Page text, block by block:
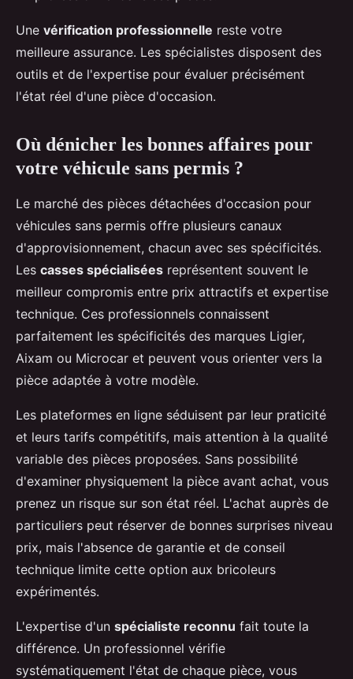
Une vérification professionnelle reste votre
meilleure assurance. Les spécialistes disposent des
outils et de l'expertise pour évaluer précisément
l'état réel d'une pièce d'occasion.
Où dénicher les bonnes affaires pour
votre véhicule sans permis ?
Le marché des pièces détachées d'occasion pour
véhicules sans permis offre plusieurs canaux
d'approvisionnement, chacun avec ses spécificités.
Les casses spécialisées représentent souvent le
meilleur compromis entre prix attractifs et expertise
technique. Ces professionnels connaissent
parfaitement les spécificités des marques Ligier,
Aixam ou Microcar et peuvent vous orienter vers la
pièce adaptée à votre modèle.
Les plateformes en ligne séduisent par leur praticité
et leurs tarifs compétitifs, mais attention à la qualité
variable des pièces proposées. Sans possibilité
d'examiner physiquement la pièce avant achat, vous
prenez un risque sur son état réel. L'achat auprès de
particuliers peut réserver de bonnes surprises niveau
prix, mais l'absence de garantie et de conseil
technique limite cette option aux bricoleurs
expérimentés.
L'expertise d'un spécialiste reconnu fait toute la
différence. Un professionnel vérifie
systématiquement l'état de chaque pièce, vous